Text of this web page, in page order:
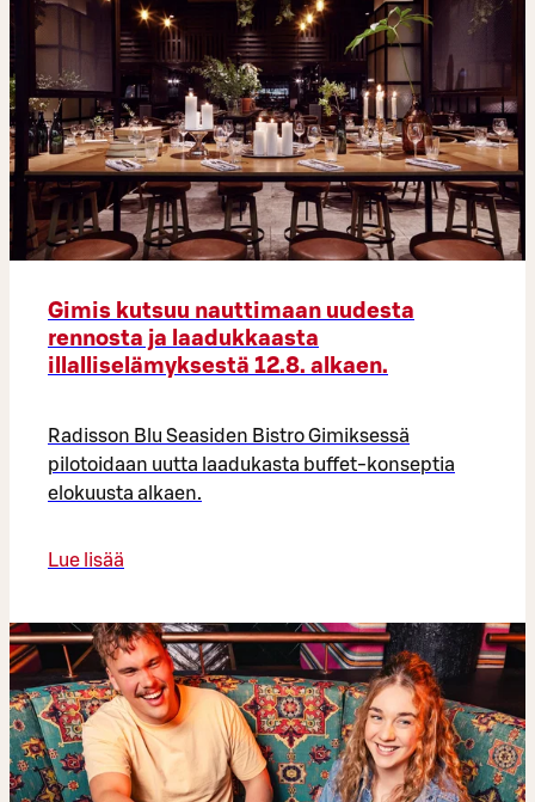
Gimis kutsuu nauttimaan uudesta
rennosta ja laadukkaasta
illalliselämyksestä 12.8. alkaen.
Radisson Blu Seasiden Bistro Gimiksessä
pilotoidaan uutta laadukasta buffet-konseptia
elokuusta alkaen.
Lue lisää